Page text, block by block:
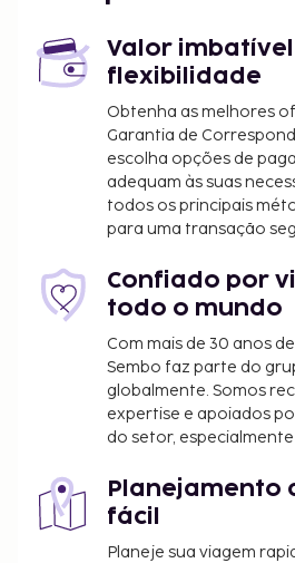
almoço continental grátis,
entre as 7:00 e as 9:30.
Valor imbatível
flexibilidade
Obtenha as melhores
Garantia de
escolha opções de
adequam às suas
todos os principais
para uma transação
Confiado por
todo o mundo
Com mais de 30 anos
Sembo faz parte do
globalmente. Somos
expertise e apoiados
do setor,
Planejamento
fácil
Planeje sua viagem